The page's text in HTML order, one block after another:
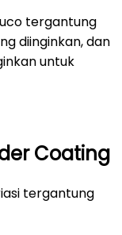
tergantung
diinginkan, dan
untuk
Coating
tergantung